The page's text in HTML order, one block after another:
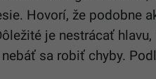
Hovorí, že podobne
je nestrácať hlavu,
sa robiť chyby.